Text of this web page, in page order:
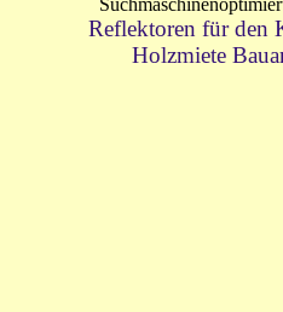
Reflektoren für den
Holzmiete